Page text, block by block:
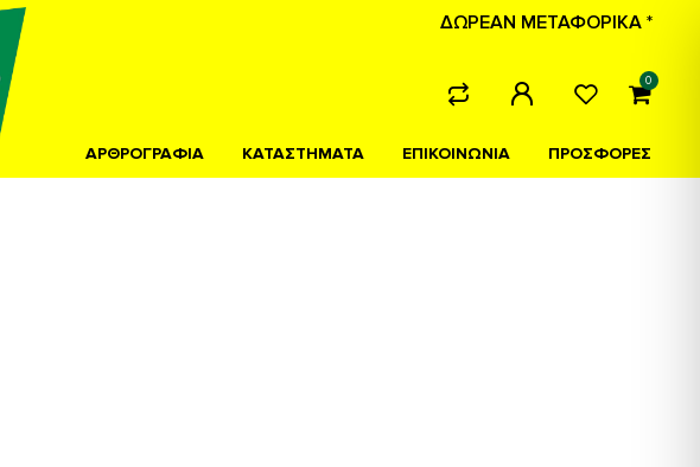
ΔΩΡΕΑΝ ΜΕΤΑΦΟΡΙΚΑ *
0
ΑΡΘΡΟΓΡΑΦΙΑ ΚΑΤΑΣΤΗΜΑΤΑ ΕΠΙΚΟΙΝΩΝΙΑ ΠΡΟΣΦΟΡΕΣ